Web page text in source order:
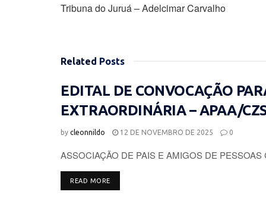
Tribuna do Juruá – Adelcimar Carvalho
Related Posts
EDITAL DE CONVOCAÇÃO
EXTRAORDINÁRIA – APAA/
by cleonnildo 12 DE NOVEMBRO DE 2025 0
ASSOCIAÇÃO DE PAIS E AMIGOS DE
READ MOREDETAILS